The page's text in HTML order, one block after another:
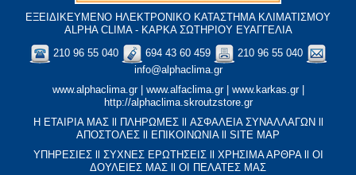
ΕΞΕΙΔΙΚΕΥΜΕΝΟ ΗΛΕΚΤΡΟΝΙΚΟ ΚΑΤΑΣΤΗΜΑ ΚΛΙΜΑΤΙΣΜΟΥ
ALPHA CLIMA - ΚΑΡΚΑ ΣΩΤΗΡΙΟΥ ΕΥΑΓΓΕΛΙΑ
210 96 55 040
694 43 60 459
210 96 55 040
info@alphaclima.gr
www.alphaclima.gr| www.alfaclima.gr| www.karkas.gr|
http://alphaclima.skroutzstore.gr
Η ΕΤΑΙΡΙΑ ΜΑΣ
ΠΛΗΡΩΜΕΣ ΑΣΦΑΛΕΙΑ ΣΥΝΑΛΛΑΓΩΝ
ΑΠΟΣΤΟΛΕΣ
ΕΠΙΚΟΙΝΩΝΙΑ
SITE MAP
ΥΠΗΡΕΣΙΕΣll ΣΥΧΝΕΣ ΕΡΩΤΗΣΕΙΣll XΡΗΣΙΜΑ ΑΡΘΡΑll ΟΙ
ΔΟΥΛΕΙΕΣ ΜΑΣ
ΟΙ ΠΕΛΑΤΕΣ ΜΑΣ